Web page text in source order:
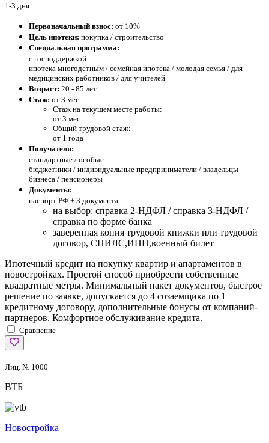
1-3 дня
Первоначальный взнос: от 10%
Цель ипотеки: покупка / строительство
Специальная программа:
с господдержкой
ипотека многодетным / семейная ипотека / молодая семья / для
медицинских работников / для учителей
Возраст: 20 - 85 лет
Стаж: от 3 мес.
Стаж на текущем месте работы:
от 3 мес.
Общий трудовой стаж:
от 1 года
Получатели:
стандартные / особые
бюджетники / индивидуальные предприниматели / владельцы
бизнеса / пенсионеры
Документы:
паспорт РФ + 3 документа
на выбор: справка 2-НДФЛ / справка 3-НДФЛ /
справка по форме банка
заверенная копия трудовой книжки или трудовой
договор, СНИЛС,ИНН,военный билет
Ипотечный кредит на покупку квартир и апартаментов в
новостройках. Простой способ приобрести собственные
квадратные метры. Минимальный пакет документов, быстрое
решение по заявке, допускается до 4 созаемщика по 1
кредитному договору, дополнительные бонусы от компаний-
партнеров. Комфортное обслуживание кредита.
Сравнение
Лиц. № 1000
ВТБ
Новостройка